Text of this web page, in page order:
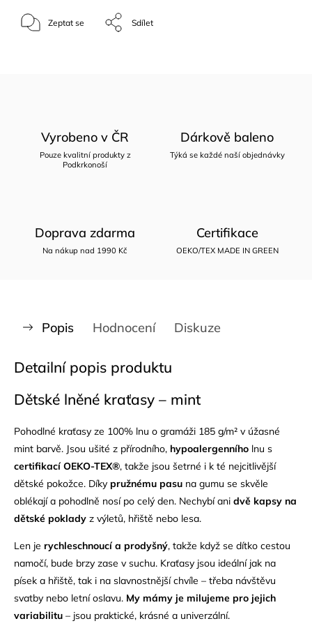
Zeptat se Sdílet
Vyrobeno v ČR
Pouze kvalitní produkty z
Podkrkonoší
Dárkově baleno
Týká se každé naší objednávky
Doprava zdarma
Na nákup nad 1990 Kč
Certifikace
OEKO/TEX MADE IN GREEN
Popis Hodnocení Diskuze
Detailní popis produktu
Dětské lněné kraťasy – mint
Pohodlné kraťasy ze 100% lnu o gramáži 185 g/m² v úžasné
mint barvě. Jsou ušité z přírodního, hypoalergenního lnu s
certifikací OEKO-TEX®, takže jsou šetrné i k té nejcitlivější
dětské pokožce. Díky pružnému pasu na gumu se skvěle
oblékají a pohodlně nosí po celý den. Nechybí ani dvě kapsy na
dětské poklady z výletů, hřiště nebo lesa.
Len je rychleschnoucí a prodyšný, takže když se dítko cestou
namočí, bude brzy zase v suchu. Kraťasy jsou ideální jak na
písek a hřiště, tak i na slavnostnější chvíle – třeba návštěvu
svatby nebo letní oslavu. My mámy je milujeme pro jejich
variabilitu – jsou praktické, krásné a univerzální.